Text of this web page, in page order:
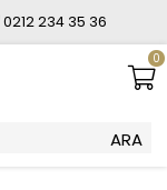
0212 234 35 36
0